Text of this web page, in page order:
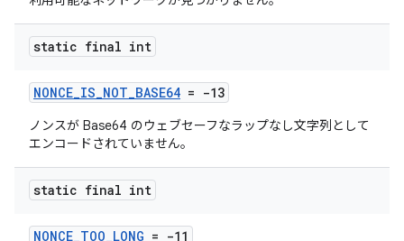
static final int
NONCE_IS_NOT_BASE64 = -13
ノンスが Base64 のウェブセーフなラップなし文字列として
エンコードされていません。
static final int
NONCE_TOO_LONG = -11